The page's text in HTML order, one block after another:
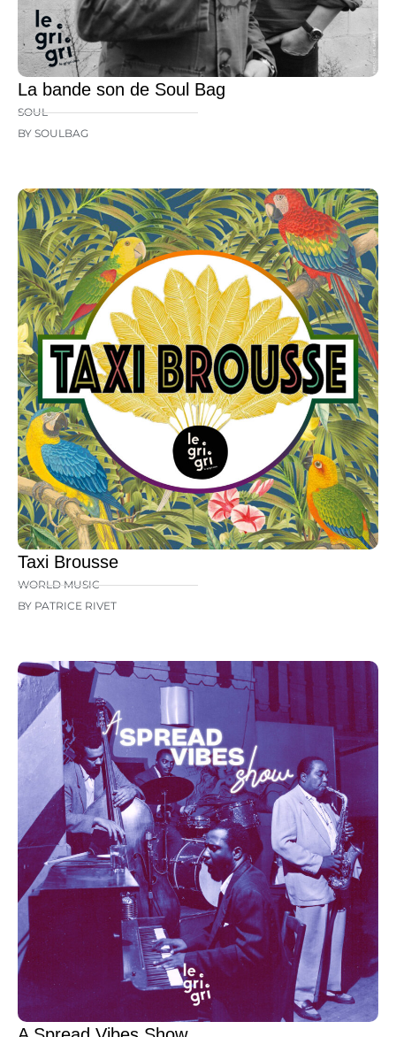
La bande son de Soul Bag
SOUL
BY SOULBAG
Taxi Brousse
WORLD MUSIC
BY PATRICE RIVET